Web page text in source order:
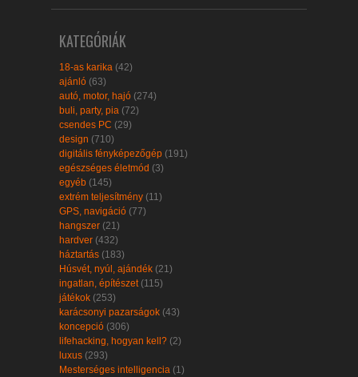
KATEGÓRIÁK
18-as karika (42)
ajánló (63)
autó, motor, hajó (274)
buli, party, pia (72)
csendes PC (29)
design (710)
digitális fényképezőgép (191)
egészséges életmód (3)
egyéb (145)
extrém teljesítmény (11)
GPS, navigáció (77)
hangszer (21)
hardver (432)
háztartás (183)
Húsvét, nyúl, ajándék (21)
ingatlan, építészet(115)
játékok (253)
karácsonyi pazarságok (43)
koncepció (306)
lifehacking, hogyan kell? (2)
luxus (293)
Mesterséges intelligencia (1)